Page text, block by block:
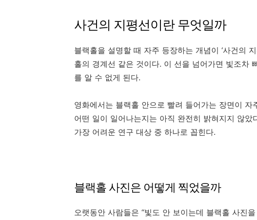
사건의 지평선이란 무엇일까
블랙홀을 설명할 때 자주 등장하는 개념이 ‘사건의
홀의 경계선 같은 것이다. 이 선을 넘어가면 빛조차
를 알 수 없게 된다.
영화에서는 블랙홀 안으로 빨려 들어가는 장면이
어떤 일이 일어나는지는 아직 완전히 밝혀지지 않
가장 어려운 연구 대상 중 하나로 꼽힌다.
블랙홀 사진은 어떻게 찍었을까
오랫동안 사람들은 “빛도 안 보이는데 블랙홀 사진